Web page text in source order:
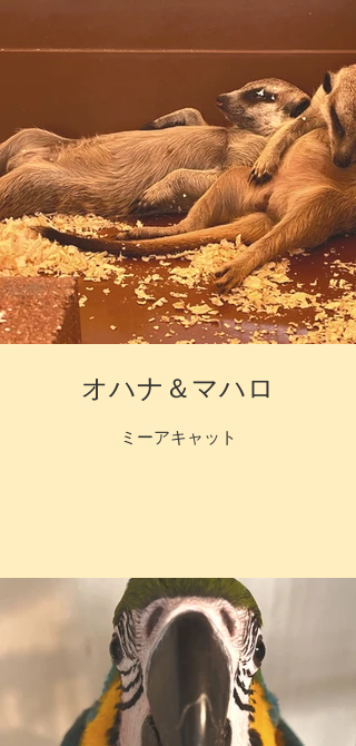
オハナ＆マハロ
ミーアキャット